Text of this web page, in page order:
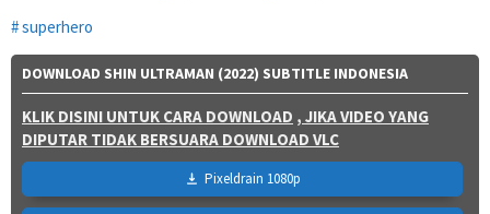
superhero
DOWNLOAD SHIN ULTRAMAN (2022) SUBTITLE INDONESIA
KLIK DISINI UNTUK CARA DOWNLOAD , JIKA VIDEO YANG
DIPUTAR TIDAK BERSUARA DOWNLOAD VLC
Pixeldrain 1080p